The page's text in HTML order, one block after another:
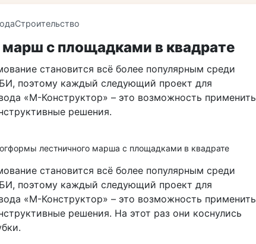
Строительство
с площадками в квадрате
становится всё более популярным среди
поэтому каждый следующий проект для
«М-Конструктор» – это возможность применить
решения.
лестничного марша с площадками в квадрате
становится всё более популярным среди
поэтому каждый следующий проект для
«М-Конструктор» – это возможность применить
решения. На этот раз они коснулись